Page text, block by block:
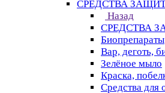
СРЕДСТВА
Назад
СРЕДСТВА
Биопрепараты
Вар, деготь,
Зелёное мыло
Краска,
Средства для